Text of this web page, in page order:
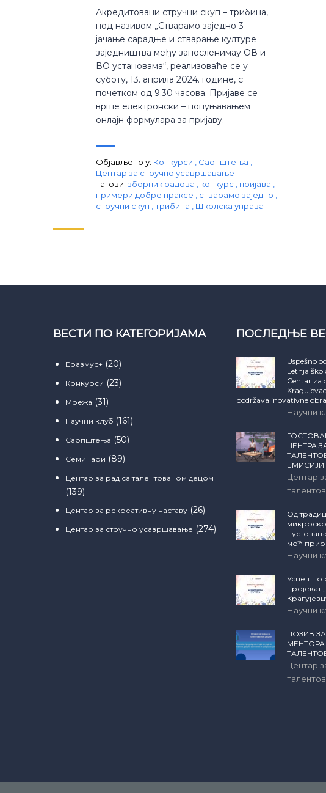
Акредитовани стручни скуп – трибина,
под називом „Стварамо заједно 3 –
јачање сарадње и стварање културе
заједништва међу запосленимау ОВ и
ВО установама“, реализоваће се у
суботу, 13. априла 2024. године, с
почетком од 9.30 часова. Пријаве се
врше електронски – попуњавањем
онлајн формулара за пријаву.
Објављено у: Конкурси Саопштења
Центар за стручно усавршавање
Тагови: зборник радова конкурс пријава
примери добре праксе
стварамо заједно
стручни скуп
трибина Школска управа
ВЕСТИ ПО КАТЕГОРИЈАМА
Еразмус+ (20)
Конкурси (23)
Мрежа (31)
Научни клуб (161)
Саопштења (50)
Семинари (89)
Центар за рад са талентованом децом
(139)
Центар за рекреативну наставу (26)
Центар за стручно усавршавање (274)
ПОСЛЕДЊЕ
Uspešno
Letnja
Centar za
podržava inovativne
Научни
ЦЕНТРА
Центар
Од
моћ
Научни
Успешно
пројекат
Научни
ПОЗИВ
МЕНТОРА
Центар